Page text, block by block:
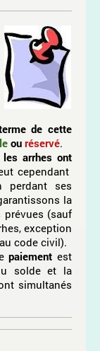
de cette
ou réservé.
les arrhes ont
cependant
perdant ses
la
(sauf
exception
code civil).
paiement est
solde et la
simultanés